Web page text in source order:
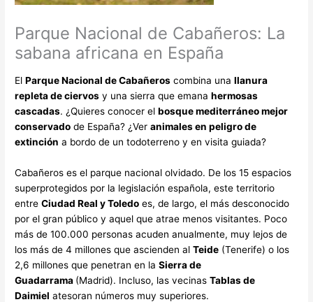
Parque Nacional de Cabañeros: La
sabana africana en España
ElParque Nacional de Cabañeros combina unallanura
repleta de ciervos y una sierra que emanahermosas
cascadas. ¿Quieres conocer elbosque mediterráneo mejor
conservado de España? ¿Veranimales en peligro de
extinción a bordo de un todoterreno y en visita guiada?
Cabañeros es el parque nacional olvidado. De los 15 espacios
superprotegidos por la legislación española, este territorio
entreCiudad Real y Toledo es, de largo, el más desconocido
por el gran público y aquel que atrae menos visitantes. Poco
más de 100.000 personas acuden anualmente, muy lejos de
los más de 4 millones que ascienden alTeide (Tenerife) o los
2,6 millones que penetran en laSierra de
Guadarrama (Madrid). Incluso, las vecinasTablas de
Daimiel atesoran números muy superiores.